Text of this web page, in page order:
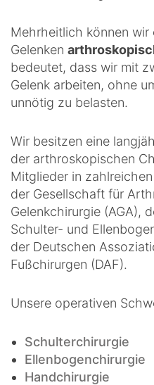
Mehrheitlich können wir
Gelenken
bedeutet, dass wir mit
Gelenk arbeiten, ohne
unnötig zu belasten.
Wir besitzen eine
der arthroskopischen
Mitglieder in
der Gesellschaft für
Gelenkchirurgie (AGA),
Schulter- und
der Deutschen
Fußchirurgen (DAF).
Unsere operativen
Schulterchirurgie
Ellenbogenchirurgie
Handchirurgie